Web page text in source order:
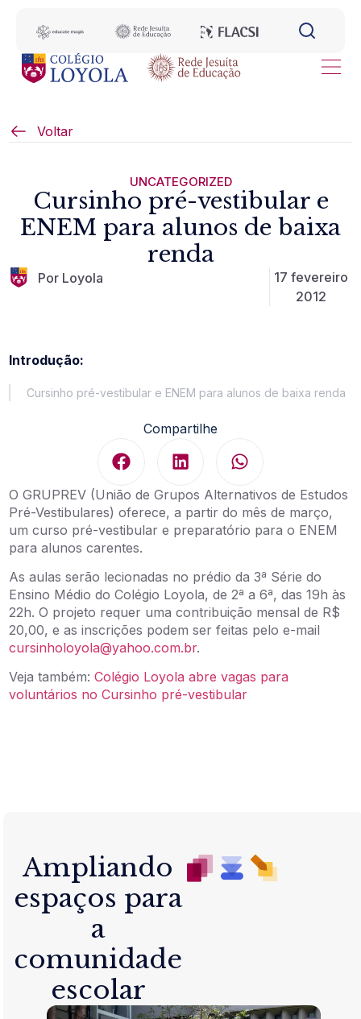
Voltar
UNCATEGORIZED
Cursinho pré-vestibular e
ENEM para alunos de baixa
renda
Por Loyola
17 fevereiro
2012
Introdução:
Cursinho pré-vestibular e ENEM para alunos de baixa renda
Compartilhe
O GRUPREV (União de Grupos Alternativos de Estudos
Pré-Vestibulares) oferece, a partir do mês de março,
um curso pré-vestibular e preparatório para o ENEM
para alunos carentes.
As aulas serão lecionadas no prédio da 3ª Série do
Ensino Médio do Colégio Loyola, de 2ª a 6ª, das 19h às
22h. O projeto requer uma contribuição mensal de R$
20,00, e as inscrições podem ser feitas pelo e-mail
cursinholoyola@yahoo.com.br.
Veja também:Colégio Loyola abre vagas para
voluntários no Cursinho pré-vestibular
Ampliando
espaços para
a
comunidade
escolar